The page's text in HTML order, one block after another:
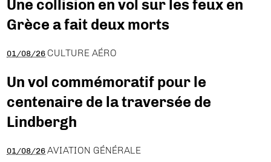
Une collision en vol sur les feux en
Grèce a fait deux morts
01/08/26 CULTURE AÉRO
Un vol commémoratif pour le
centenaire de la traversée de
Lindbergh
01/08/26 AVIATION GÉNÉRALE